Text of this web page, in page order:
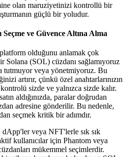
olan maruziyetinizi kontrollü bir
güçlü bir yoludur.
Seçme ve Güvence Altına Alma
olduğunu anlamak çok
Solana (SOL) cüzdanı sağlamıyoruz
tutmuyor veya yönetmiyoruz. Bu
artırır, çünkü özel anahtarlarınızın
sizde ve yalnızca sizde kalır.
aldığınızda, paralar doğrudan
adresine gönderilir. Bu nedenle,
seçmek kritik bir adımdır.
dApp'ler veya NFT'lerle sık sık
kullanıcılar için Phantom veya
mükemmel seçimlerdir.